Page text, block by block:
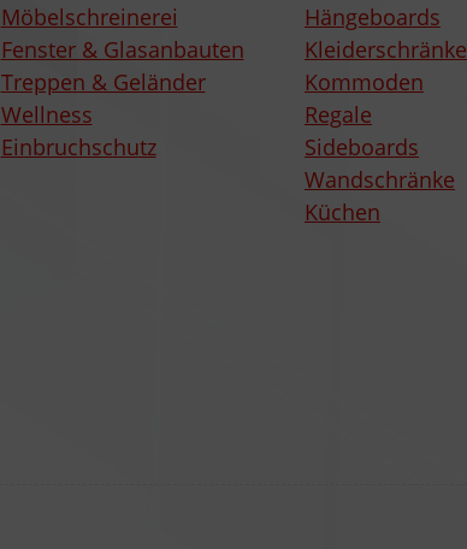
Möbelschreinerei
Fenster & Glasanbauten
Treppen & Geländer
Wellness
Einbruchschutz
Hängeboards
Kleiderschränke
Kommoden
Regale
Sideboards
Wandschränke
Küchen